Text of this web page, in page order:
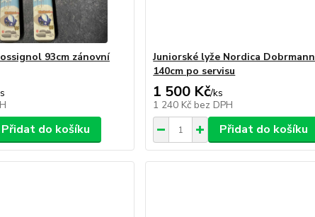
93cm zánovní
Přidat do košíku
Juniorské lyže Nordica Dobrmann
140cm po servisu
1 500 Kč/ks
1 240 Kč bez DPH
Přidat do košíku